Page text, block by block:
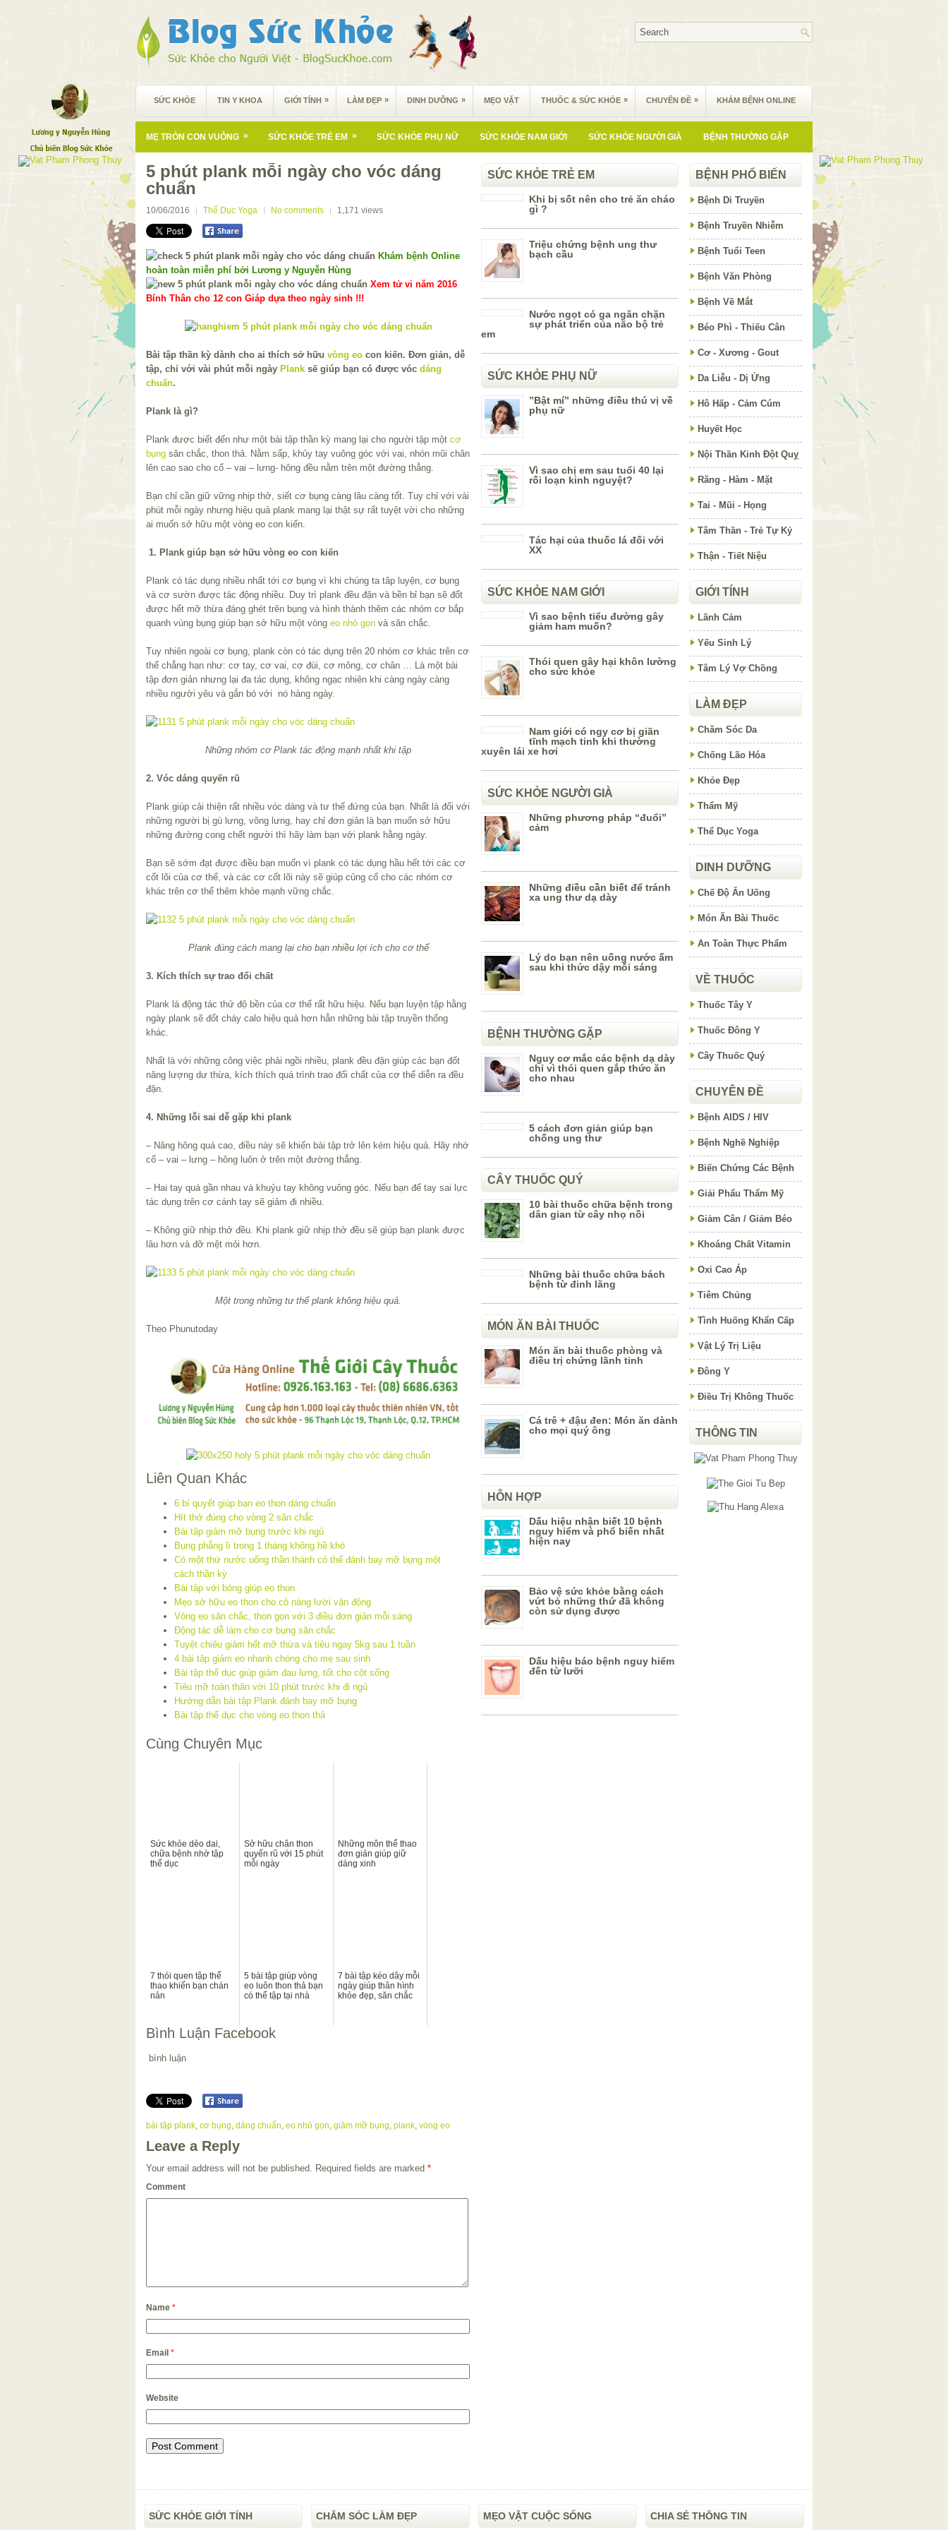
SỨC KHỎE TIN Y KHOA GIỚI TÍNH » LÀM ĐẸP » DINH DƯỠNG » MẸO VẶT THUỐC & SỨC KHỎE » CHUYÊN ĐỀ » KHÁM BỆNH ONLINE
MẸ TRÒN CON VUÔNG » SỨC KHỎE TRẺ EM » SỨC KHỎE PHỤ NỮ SỨC KHỎE NAM GIỚI SỨC KHỎE NGƯỜI GIÀ BỆNH THƯỜNG GẶP
5 phút plank mỗi ngày cho vóc dáng
chuẩn
10/06/2016 Thể Dục Yoga No comments 1,171 views
Khám bệnh Online
hoàn toàn miễn phí bởi Lương y Nguyễn Hùng
Xem tử vi năm 2016
Bính Thân cho 12 con Giáp dựa theo ngày sinh !!!
Bài tập thần kỳ dành cho ai thích sở hữu vòng eo con kiến. Đơn giản, dễ
tập, chỉ với vài phút mỗi ngày Plank sẽ giúp bạn có được vóc dáng
chuẩn.
Plank là gì?
Plank được biết đến như một bài tập thần kỳ mang lại cho người tập một cơ
bụng săn chắc, thon thả. Nằm sấp, khủy tay vuông góc với vai, nhón mũi chân
lên cao sao cho cổ – vai – lưng- hông đều nằm trên một đường thẳng.
Bạn chỉ cần giữ vững nhịp thở, siết cơ bụng càng lâu càng tốt. Tuy chỉ với vài
phút mỗi ngày nhưng hiệu quả plank mang lại thật sự rất tuyệt vời cho những
ai muốn sở hữu một vòng eo con kiến.
1. Plank giúp bạn sở hữu vòng eo con kiến
Plank có tác dụng nhiều nhất tới cơ bụng vì khi chúng ta tâp luyện, cơ bụng
và cơ sườn được tác động nhiều. Duy trì plank đều đặn và bền bỉ bạn sẽ đốt
được hết mỡ thừa đáng ghét trên bụng và hình thành thêm các nhóm cơ bắp
quanh vùng bụng giúp bạn sở hữu một vòng eo nhỏ gọn và săn chắc.
Tuy nhiên ngoài cơ bụng, plank còn có tác dụng trên 20 nhóm cơ khác trên cơ
thể chẳng hạn như: cơ tay, cơ vai, cơ đùi, cơ mông, cơ chân … Là một bài
tập đơn giản nhưng lại đa tác dụng, không ngạc nhiên khi càng ngày càng
nhiều người yêu và gắn bó với nó hàng ngày.
Những nhóm cơ Plank tác động mạnh nhất khi tập
2. Vóc dáng quyến rũ
Plank giúp cải thiện rất nhiều vóc dáng và tư thế đứng của bạn. Nhất là đối với
những người bị gù lưng, võng lưng, hay chỉ đơn giản là bạn muốn sở hữu
những đường cong chết người thì hãy làm bạn với plank hằng ngày.
Bạn sẽ sớm đạt được điều bạn muốn vì plank có tác dụng hầu hết tới các cơ
cốt lõi của cơ thể, và các cơ cốt lõi này sẽ giúp củng cố cho các nhóm cơ
khác trên cơ thể thêm khỏe mạnh vững chắc.
Plank đúng cách mang lại cho bạn nhiều lợi ích cho cơ thể
3. Kích thích sự trao đổi chất
Plank là động tác thử độ bền của cơ thể rất hữu hiệu. Nếu bạn luyện tập hằng
ngày plank sẽ đốt cháy calo hiệu quả hơn hẳn những bài tập truyền thống
khác.
Nhất là với những công việc phải ngồi nhiều, plank đều đặn giúp các bạn đốt
năng lượng dư thừa, kích thích quá trình trao đổi chất của cơ thể diễn ra đều
đặn.
4. Những lỗi sai dễ gặp khi plank
– Nâng hông quá cao, điều này sẽ khiến bài tập trở lên kém hiệu quả. Hãy nhớ
cổ – vai – lưng – hông luôn ở trên một đường thẳng.
– Hai tay quá gần nhau và khuỷu tay không vuông góc. Nếu bạn để tay sai lực
tác dụng trên cơ cánh tay sẽ giảm đi nhiều.
– Không giữ nhịp thở đều. Khi plank giữ nhịp thở đều sẽ giúp bạn plank được
lâu hơn và đỡ mệt mỏi hơn.
Một trong những tư thế plank không hiệu quả.
Theo Phunutoday
Liên Quan Khác
6 bí quyết giúp bạn eo thon dáng chuẩn
Hít thở đúng cho vòng 2 săn chắc
Bài tập giảm mỡ bụng trước khi ngủ
Bụng phẳng lì trong 1 tháng không hề khó
Có một thứ nước uống thần thánh có thể đánh bay mỡ bụng một
cách thần kỳ
Bài tập với bóng giúp eo thon
Mẹo sở hữu eo thon cho cô nàng lười vận động
Vòng eo săn chắc, thon gọn với 3 điều đơn giản mỗi sáng
Động tác dễ làm cho cơ bụng săn chắc
Tuyệt chiêu giảm hết mỡ thừa và tiêu ngay 5kg sau 1 tuần
4 bài tập giảm eo nhanh chóng cho mẹ sau sinh
Bài tập thể dục giúp giảm đau lưng, tốt cho cột sống
Tiêu mỡ toàn thân với 10 phút trước khi đi ngủ
Hướng dẫn bài tập Plank đánh bay mỡ bụng
Bài tập thể dục cho vòng eo thon thả
Cùng Chuyên Mục
Sức khỏe dẻo dai,
chữa bệnh nhờ tập
thể dục
Sở hữu chân thon
quyến rũ với 15 phút
mỗi ngày
Những môn thể thao
đơn giản giúp giữ
dáng xinh
7 thói quen tập thể
thao khiến bạn chán
nản
5 bài tập giúp vòng
eo luôn thon thả bạn
có thể tập tại nhà
7 bài tập kéo dây mỗi
ngày giúp thân hình
khỏe đẹp, săn chắc
Bình Luận Facebook
bình luận
bài tập plank cơ bụng dáng chuẩn eo nhỏ gọn giảm mỡ bụng plank vòng eo
Leave a Reply
Your email address will not be published. Required fields are marked *
Comment
Name *
Email *
Website
SỨC KHỎE TRẺ EM
Khi bị sốt nên cho trẻ ăn cháo
gì ?
Triệu chứng bệnh ung thư
bạch cầu
Nước ngọt có ga ngăn chặn
sự phát triển của não bộ trẻ
em
SỨC KHỎE PHỤ NỮ
”Bật mí” những điều thú vị về
phụ nữ
Vì sao chị em sau tuổi 40 lại
rối loạn kinh nguyệt?
Tác hại của thuốc lá đối với
XX
SỨC KHỎE NAM GIỚI
Vì sao bệnh tiểu đường gây
giảm ham muốn?
Thói quen gây hại khôn lường
cho sức khỏe
Nam giới có ngy cơ bị giãn
tĩnh mạch tinh khi thường
xuyên lái xe hơi
SỨC KHỎE NGƯỜI GIÀ
Những phương pháp “đuổi”
cảm
Những điều cần biết để tránh
xa ung thư dạ dày
Lý do bạn nên uống nước ấm
sau khi thức dậy mỗi sáng
BỆNH THƯỜNG GẶP
Nguy cơ mắc các bệnh dạ dày
chỉ vì thói quen gắp thức ăn
cho nhau
5 cách đơn giản giúp bạn
chống ung thư
CÂY THUỐC QUÝ
10 bài thuốc chữa bệnh trong
dân gian từ cây nhọ nồi
Những bài thuốc chữa bách
bệnh từ đinh lăng
MÓN ĂN BÀI THUỐC
Món ăn bài thuốc phòng và
điều trị chứng lãnh tinh
Cá trê + đậu đen: Món ăn dành
cho mọi quý ông
HỖN HỢP
Dấu hiệu nhận biết 10 bệnh
nguy hiểm và phổ biến nhất
hiện nay
Bảo vệ sức khỏe bằng cách
vứt bỏ những thứ đã không
còn sử dụng được
Dấu hiệu báo bệnh nguy hiểm
đến từ lưỡi
BỆNH PHỔ BIẾN
Bệnh Di Truyền
Bệnh Truyền Nhiễm
Bệnh Tuổi Teen
Bệnh Văn Phòng
Bệnh Về Mắt
Béo Phì - Thiếu Cân
Cơ - Xương - Gout
Da Liễu - Dị Ứng
Hô Hấp - Cảm Cúm
Huyết Học
Nội Thần Kinh Đột Quỵ
Răng - Hàm - Mặt
Tai - Mũi - Họng
Tâm Thần - Trẻ Tự Kỷ
Thận - Tiết Niệu
GIỚI TÍNH
Lãnh Cảm
Yếu Sinh Lý
Tâm Lý Vợ Chồng
LÀM ĐẸP
Chăm Sóc Da
Chống Lão Hóa
Khỏe Đẹp
Thẩm Mỹ
Thể Dục Yoga
DINH DƯỠNG
Chế Độ Ăn Uống
Món Ăn Bài Thuốc
An Toàn Thực Phẩm
VỀ THUỐC
Thuốc Tây Y
Thuốc Đông Y
Cây Thuốc Quý
CHUYÊN ĐỀ
Bệnh AIDS / HIV
Bệnh Nghề Nghiệp
Biến Chứng Các Bệnh
Giải Phẩu Thẩm Mỹ
Giảm Cân / Giảm Béo
Khoáng Chất Vitamin
Oxi Cao Áp
Tiêm Chủng
Tình Huống Khẩn Cấp
Vật Lý Trị Liệu
Đông Y
Điều Trị Không Thuốc
THÔNG TIN
SỨC KHỎE GIỚI TÍNH CHĂM SÓC LÀM ĐẸP MẸO VẶT CUỘC SỐNG CHIA SẺ THÔNG TIN